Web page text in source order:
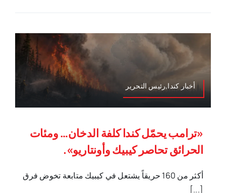
أخبار كندا,رئيس التحرير
«ترامب يحمّل كندا كلفة الدخان… ومئات
الحرائق تحاصر كيبيك وأونتاريو».
أكثر من 160 حريقاً يشتعل في كيبيك متابعة تخوض فرق
[...]